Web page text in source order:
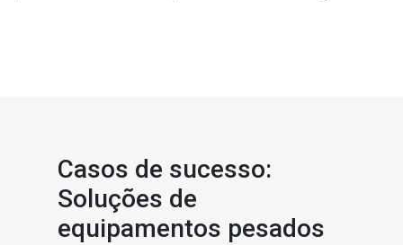
Casos de sucesso:
Soluções de
equipamentos pesados